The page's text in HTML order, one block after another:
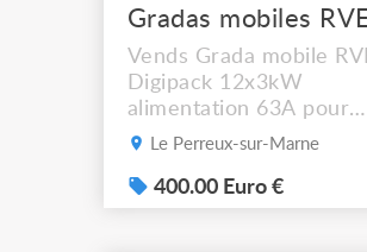
Vends Grada mobile
Digipack 12x3kW
alimentation 63A pour
cause de changement de
aucun souci. Prix
à la pièce, 3 blocs
Le Perreux-sur-Marne
400.00 Euro €